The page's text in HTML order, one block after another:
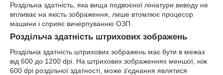
Роздільна здатність, яка вища подвоєної лініатури виводу не
впливає на якість зображення, лише втомлює процесор
машини і сприяє вичерпуванню ОЗП.
Роздільча здатність штрихових зображень
Роздільча здатність штрихових зображень має бути в межах
від 600 до 1200 dpi. На штрихових зображеннях меншої, ніж
600 dpi роздільчої здатності, може з'єднання являтися